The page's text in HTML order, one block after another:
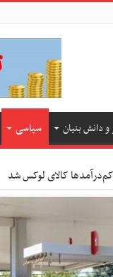
دانش بنیان سیاسی
کالای لوکس شد